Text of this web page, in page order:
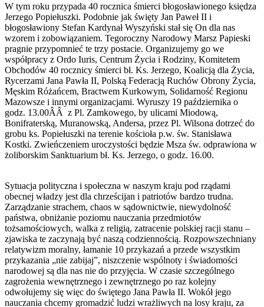
W tym roku przypada 40 rocznica śmierci błogosławionego księdza
Jerzego Popiełuszki. Podobnie jak święty Jan Paweł II i
błogosławiony Stefan Kardynał Wyszyński stał się On dla nas
wzorem i zobowiązaniem. Tegoroczny Narodowy Marsz Papieski
pragnie przypomnieć te trzy postacie. Organizujemy go we
współpracy z Ordo Iuris, Centrum Życia i Rodziny, Komitetem
Obchodów 40 rocznicy śmierci bł. Ks. Jerzego, Koalicją dla Życia,
Rycerzami Jana Pawła II, Polską Federacją Ruchów Obrony Życia,
Męskim Różańcem, Bractwem Kurkowym, Solidarność Regionu
Mazowsze i innymi organizacjami. Wyruszy 19 października o
godz. 13.00ÂÂ z Pl. Zamkowego, by ulicami Miodową,
Bonifraterską, Muranowską, Andersa, przez Pl. Wilsona dotrzeć do
grobu ks. Popiełuszki na terenie kościoła p.w. św. Stanisława
Kostki. Zwieńczeniem uroczystości będzie Msza św. odprawiona w
żoliborskim Sanktuarium bł. Ks. Jerzego, o godz. 16.00.
Sytuacja polityczna i społeczna w naszym kraju pod rządami
obecnej władzy jest dla chrześcijan i patriotów bardzo trudna.
Zarządzanie strachem, chaos w sądownictwie, niewydolność
państwa, obniżanie poziomu nauczania przedmiotów
tożsamościowych, walka z religią, zatracenie polskiej racji stanu –
zjawiska te zaczynają być naszą codziennością. Rozpowszechniany
relatywizm moralny, łamanie 10 przykazań a przede wszystkim
przykazania „nie zabijaj”, niszczenie wspólnoty i świadomości
narodowej są dla nas nie do przyjęcia. W czasie szczególnego
zagrożenia wewnętrznego i zewnętrznego po raz kolejny
odwołujemy się więc do świętego Jana Pawła II. Wokół jego
nauczania chcemy gromadzić ludzi wrażliwych na losy kraju, za